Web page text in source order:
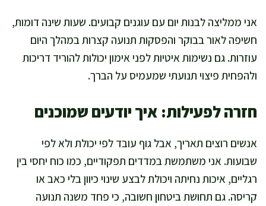
אני ממליצה לבנות יום עם עוגנים קבועים. שעות שינה דומות,
חשיפה לאור בבוקר והפסקות תנועה קצרות במהלך היום
עוזרות. גם נשימות איטיות לפני אימון יכולות להוריד דריכות
ולהפחית פיצוי תנועתי שמעמיס על הברך.
חזרה לפעילות: איך יודעים שמוכנים
אנשים רוצים תאריך, אבל גוף עובד לפי יכולת ולא לפי
שבועות. אני משתמשת במדדים תפקודיים, כמו כוח יחסי בין
רגליים, איכות נחיתה ויכולת לבצע שינוי כיוון בלי כאב או
קריסה. גם תחושת ביטחון חשובה, כי פחד משנה תנועה